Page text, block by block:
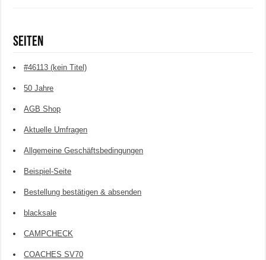
Seiten
#46113 (kein Titel)
50 Jahre
AGB Shop
Aktuelle Umfragen
Allgemeine Geschäftsbedingungen
Beispiel-Seite
Bestellung bestätigen & absenden
blacksale
CAMPCHECK
COACHES SV70